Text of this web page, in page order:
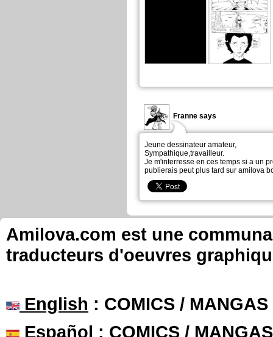
Franne says
Jeune dessinateur amateur,
Sympathique,travailleur.
Je m'interresse en ces temps si a un
publierais peut plus tard sur amilova
Amilova.com est une
traducteurs d'oeuvres
English : COMICS /
Español : COMICS /